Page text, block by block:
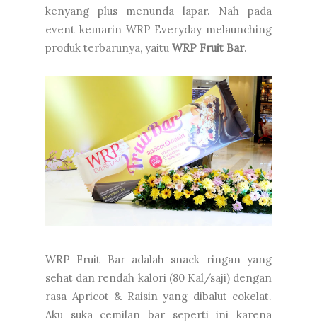
kenyang plus menunda lapar. Nah pada
event kemarin WRP Everyday melaunching
produk terbarunya, yaitu WRP Fruit Bar.
WRP Fruit Bar adalah snack ringan yang
sehat dan rendah kalori (80 Kal/saji) dengan
rasa Apricot & Raisin yang dibalut cokelat.
Aku suka cemilan bar seperti ini karena